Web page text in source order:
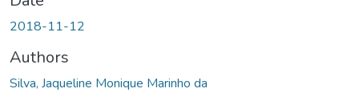
2018-11-12
Authors
Silva, Jaqueline Monique Marinho da